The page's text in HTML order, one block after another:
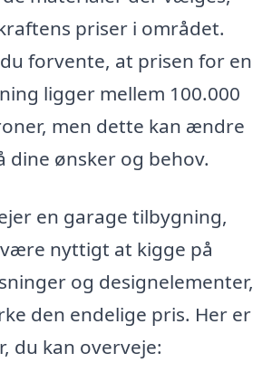
priser i området.
forvente, at prisen for en
ligger mellem 100.000
men dette kan ændre
dine ønsker og behov.
en garage tilbygning,
nyttigt at kigge på
og designelementer,
den endelige pris. Her er
du kan overveje: